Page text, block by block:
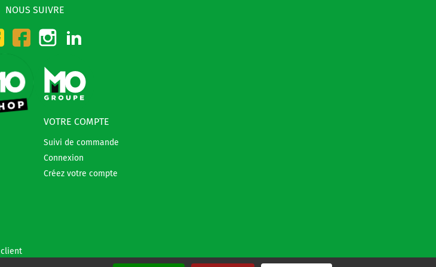
NOUS SUIVRE
Facebook-CMO
Facebook-DMO
Instagram
client
VOTRE COMPTE
Suivi de commande
Connexion
Créez votre compte